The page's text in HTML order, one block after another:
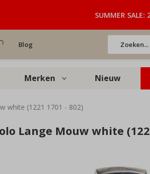
Blog
SUMMER
Merken Nieuw
white (1221 1701 - 802)
Lange Mouw white